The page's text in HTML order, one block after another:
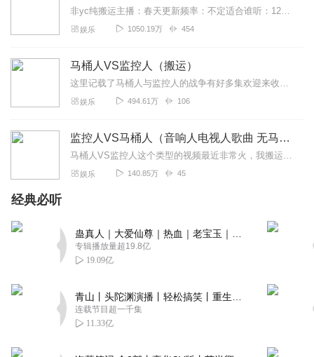
饕餮盛宴啊
被杀掉了很遗憾
2024-03-22
主播很不错推荐大家听一下。
2024-02-18
超赞！大家一定要听呀！
非yc纯搬运主播：春天更新频率：不定适合谁听：12岁以上所有阵营关系：1.人类阵营（等于狼人杀的平民阵营）2.监控阵营（等于狼人杀的神职阵营）3.马桶阵营（等...
娱乐 1050.19万 454
马桶人VS监控人（搬运）
这里记载了马桶人与监控人的战争有好多集欢迎来收听暂时有46集待更新只是搬运想看可以去看正版不强求主播寄语：好听的话加关注订阅点赞评论评价
娱乐 494.61万 106
监控人VS马桶人（音响人电视人歌曲 无马赛克）
马桶人VS监控人这个类型的视频最近非常火，我搬运了一些视频，希望你能喜欢，感谢订阅，感谢支持
娱乐 140.85万 45
经典必听
专辑播放量超19.8亿
19.09亿
连载节目超一千集
11.33亿